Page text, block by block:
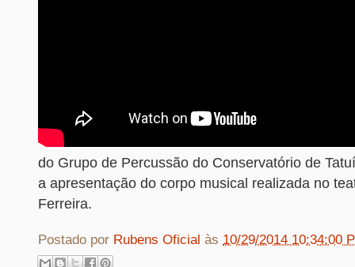
do Grupo de Percussão do Conservatório de
a apresentação do corpo musical realizada no
Ferreira.
Postado por Rubens Oficial às 10/29/2014 10:34:00